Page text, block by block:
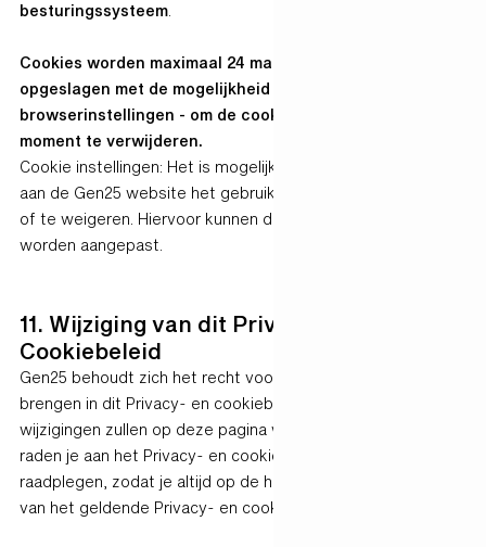
besturingssysteem
Cookies worden maximaal 24 maanden op een computer
opgeslagen met de mogelijkheid - via de
browserinstellingen - om de cookies op elk gewenst
moment te verwijderen.
Cookie instellingen: Het is mogelijk om tijdens een bezoek
aan de Gen25 website het gebruik van cookies te blokkeren
of te weigeren. Hiervoor kunnen de browserinstellingen
worden aangepast. ‍
11. Wijziging van dit Privacy- en
Cookiebeleid
Gen25 behoudt zich het recht voor om wijzigingen aan te
brengen in dit Privacy- en cookiebeleid. Eventuele materiële
wijzigingen zullen op deze pagina worden gepubliceerd. Wij
raden je aan het Privacy- en cookiebeleid regelmatig te
raadplegen, zodat je altijd op de hoogte bent van de inhoud
van het geldende Privacy- en cookiebeleid.